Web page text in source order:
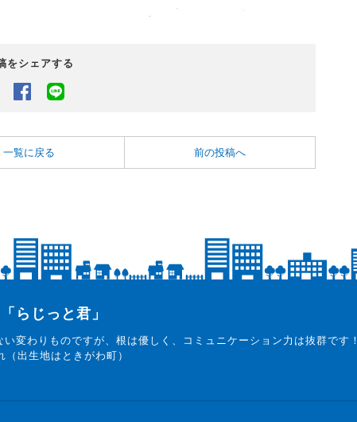
をシェアする
Twitter Facebook
一覧に戻る 前の投稿へ
らじっと君」
変わりものですが、根は優しく、コミュニケーション力は抜群です！
出生地はときがわ町）